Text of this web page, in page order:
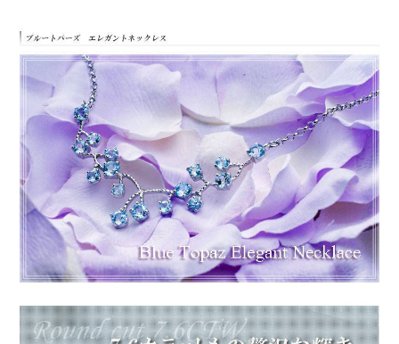
【お支払い方法について】
お支払い内容については、購入手続き後の画面上とメールでもお
送りしていますのでご確認ください。
※メールの受信設定で @clementia-decor からのメールを受信
できるように設定してください。
Amazon Pay
Amazonのアカウントに登録された配送先や支払い方法を利用
して決済できます。